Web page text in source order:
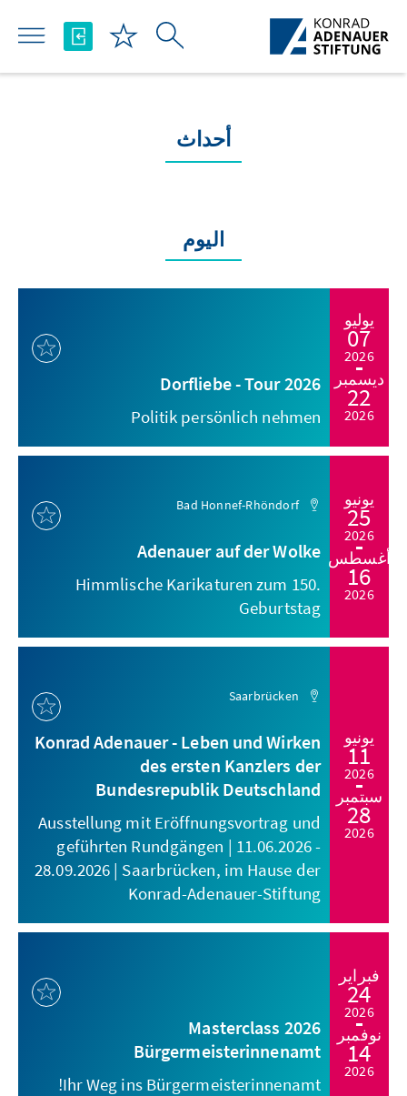
تخطي إلى المحتوى الرئيسي
أحداث
اليوم
يوليو
07
2026
ديسمبر
22
2026
Dorfliebe - Tour 2026
Politik persönlich nehmen
يونيو
25
2026
أغسطس
16
2026
Bad Honnef-Rhöndorf
Adenauer auf der Wolke
Himmlische Karikaturen zum 150.
Geburtstag
يونيو
11
2026
سبتمبر
28
2026
Saarbrücken
Konrad Adenauer - Leben und Wirken
des ersten Kanzlers der
Bundesrepublik Deutschland
Ausstellung mit Eröffnungsvortrag und
geführten Rundgängen | 11.06.2026 -
28.09.2026 | Saarbrücken, im Hause der
Konrad-Adenauer-Stiftung
فبراير
24
2026
نوفمبر
14
2026
Masterclass 2026
Bürgermeisterinnenamt
Ihr Weg ins Bürgermeisterinnenamt!